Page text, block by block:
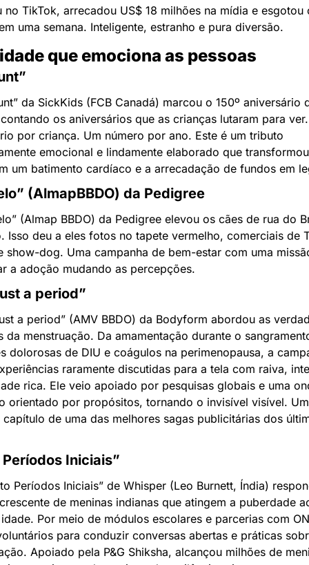
no TikTok, arrecadou US$ 18 milhões na mídia e esgotou
uma semana. Inteligente, estranho e pura diversão.
que emociona as pessoas
da SickKids (FCB Canadá) marcou o 150º aniversário
os aniversários que as crianças lutaram para
por criança. Um número por ano. Este é um tributo
emocional e lindamente elaborado que
um batimento cardíaco e a arrecadação de fundos em
(AlmapBBDO) da Pedigree
(Almap BBDO) da Pedigree elevou os cães de rua do
Isso deu a eles fotos no tapete vermelho, comerciais de
show-dog. Uma campanha de bem-estar com uma
a adoção mudando as percepções.
a period”
a period” (AMV BBDO) da Bodyform abordou as
da menstruação. Da amamentação durante o
dolorosas de DIU e coágulos na perimenopausa, a
raramente discutidas para a tela com raiva,
rica. Ele veio apoiado por pesquisas globais e uma
orientado por propósitos, tornando o invisível visível.
de uma das melhores sagas publicitárias dos
Iniciais”
Períodos Iniciais” de Whisper (Leo Burnett, Índia)
de meninas indianas que atingem a puberdade
Por meio de módulos escolares e parcerias com
para conduzir conversas abertas e práticas
Apoiado pela P&G Shiksha, alcançou milhões de